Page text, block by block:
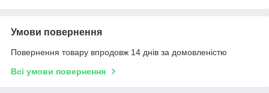
Умови повернення
Повернення товару впродовж 14 днів за домовленістю
Всі умови повернення